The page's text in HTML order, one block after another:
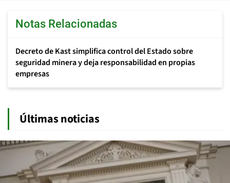
Notas Relacionadas
Decreto de Kast simplifica control del Estado sobre
seguridad minera y deja responsabilidad en propias
empresas
Últimas noticias